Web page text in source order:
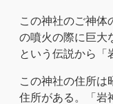
この神社のご神体
の噴火の際に巨大
という伝説から「
この神社の住所は
住所がある。「岩